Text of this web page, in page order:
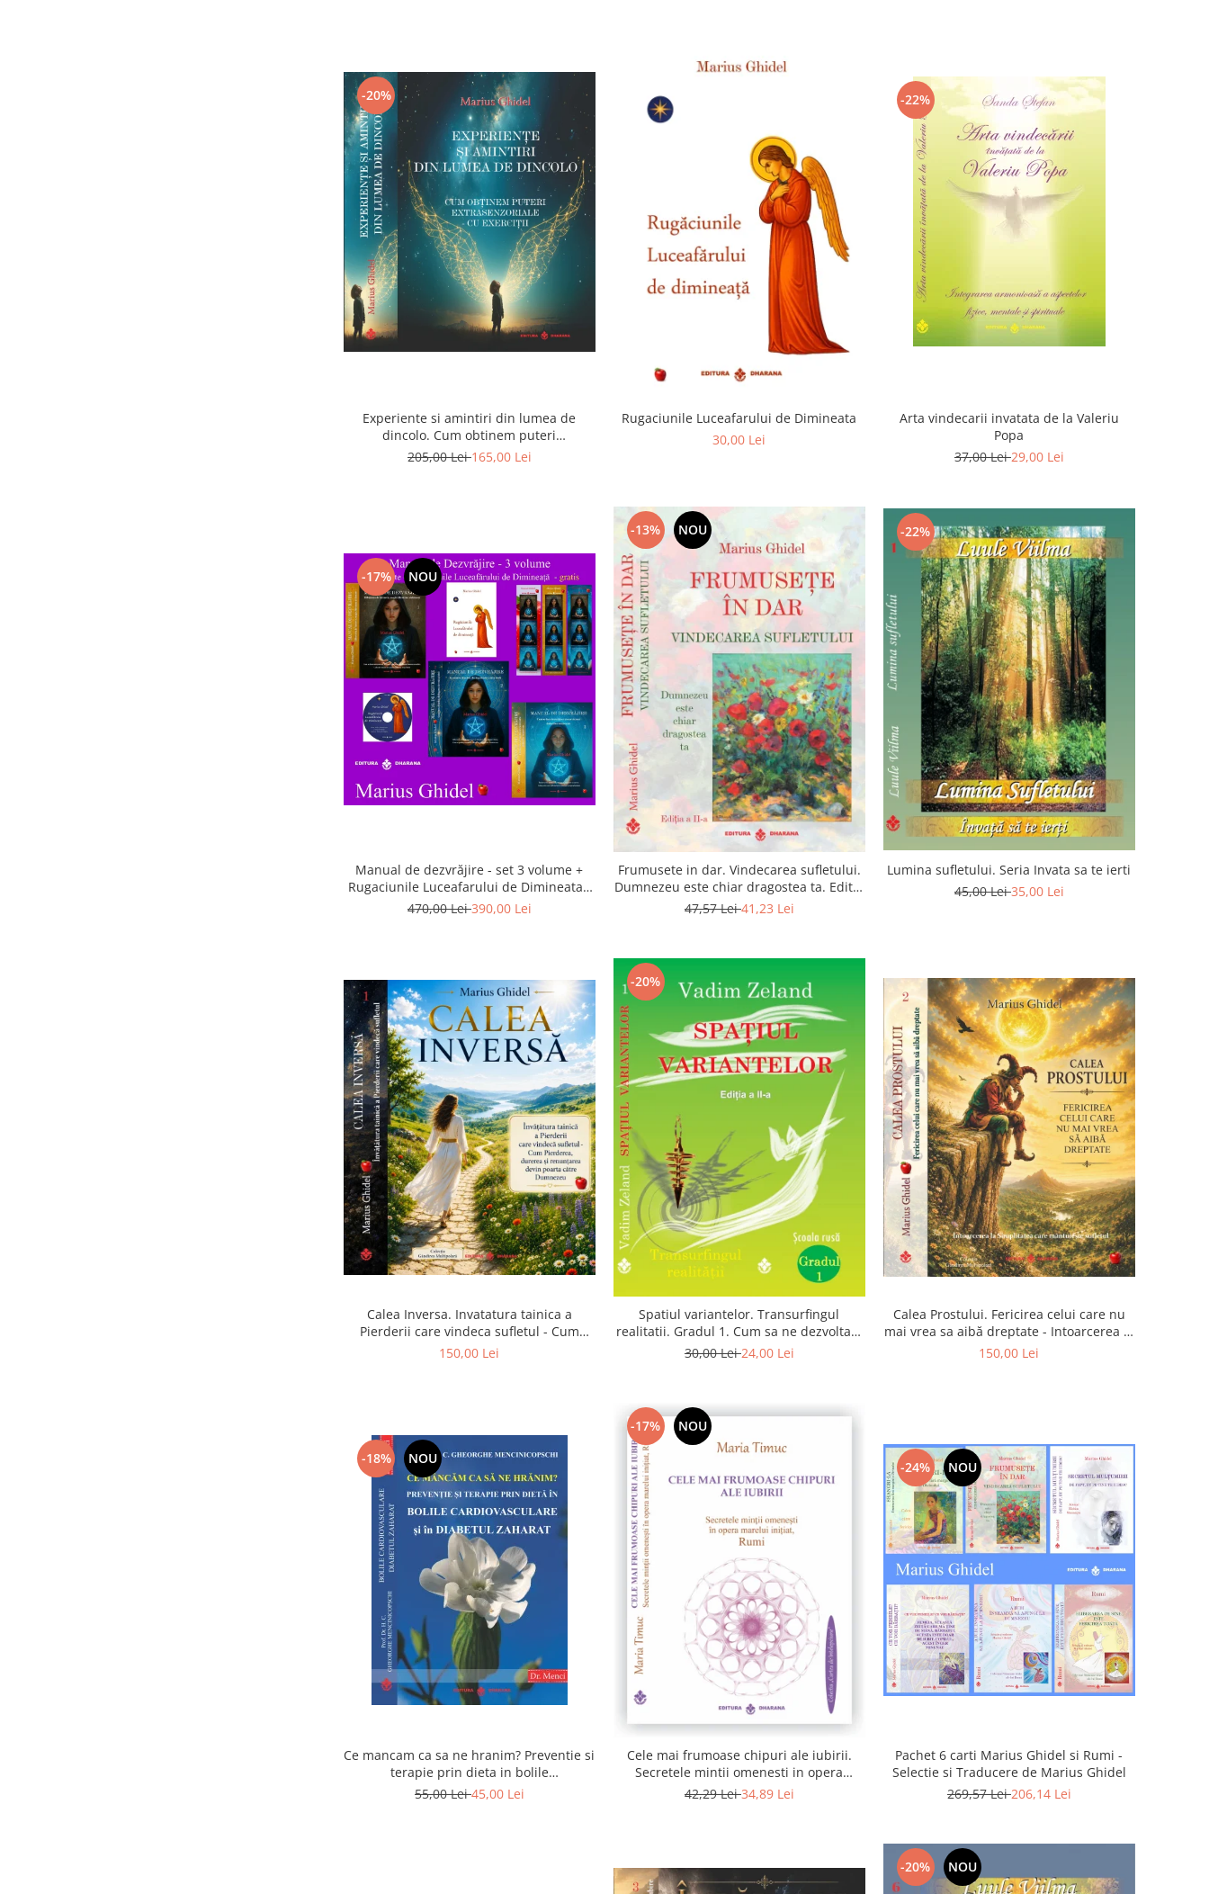
-20%
Experiente si amintiri din lumea de
dincolo. Cum obtinem puteri
extrasenzoriale - cu exercitii
205,00 Lei165,00 Lei
Rugaciunile Luceafarului de Dimineata
30,00 Lei
-22%
Arta vindecarii invatata de la Valeriu
Popa
37,00 Lei29,00 Lei
-17% NOU
Manual de dezvrăjire - set 3 volume +
Rugaciunile Luceafarului de Dimineata -
Gratuit)
470,00 Lei390,00 Lei
-13% NOU
Frumusete in dar. Vindecarea sufletului.
Dumnezeu este chiar dragostea ta. Editia
a 2-a
47,57 Lei41,23 Lei
-22%
Lumina sufletului. Seria Invata sa te ierti
45,00 Lei35,00 Lei
Calea Inversa. Invatatura tainica a
Pierderii care vindeca sufletul - Cum
Pierderea, durerea si renuntarea devin
150,00 Lei
-20%
Spatiul variantelor. Transurfingul
realitatii. Gradul 1. Cum sa ne dezvoltam
intuitia si sa ne alegem soarta
30,00 Lei24,00 Lei
Calea Prostului. Fericirea celui care nu
mai vrea sa aibă dreptate - Intoarcerea la
Simplitatea care mantuieste sufletul
150,00 Lei
-18% NOU
Ce mancam ca sa ne hranim? Preventie si
terapie prin dieta in bolile
cardiovasculare si in diabetul zaharat
55,00 Lei45,00 Lei
-17% NOU
Cele mai frumoase chipuri ale iubirii.
Secretele mintii omenesti in opera
marelui initiat, Rumi
42,29 Lei34,89 Lei
-24% NOU
Pachet 6 carti Marius Ghidel si Rumi -
Selectie si Traducere de Marius Ghidel
269,57 Lei206,14 Lei
-20% NOU